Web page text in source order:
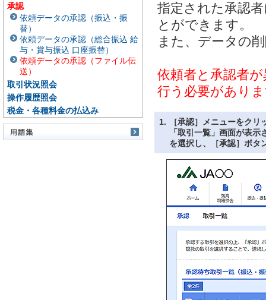
承認
依頼データの承認（振込・振
替）
依頼データの承認（総合振込 給
与・賞与振込 口座振替）
依頼データの承認（ファイル伝
送）
取引状況照会
操作履歴照会
税金・各種料金の払込み
指定された承認
とができます。
また、データの
依頼者と承認者
行う必要があり
1.
［承認］メニューをクリ
「取引一覧」画面が表
を選択し、［承認］ボタ